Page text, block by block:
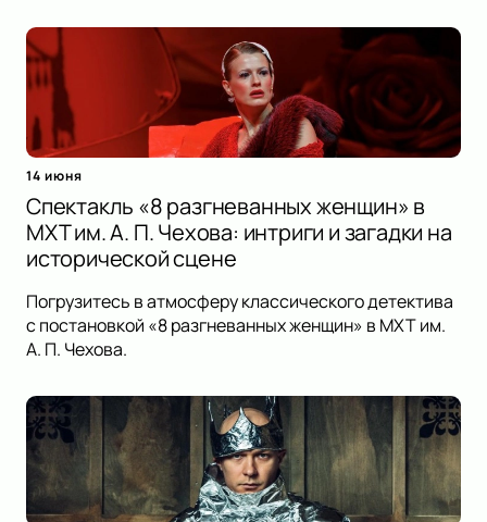
14 июня
Спектакль «8 разгневанных женщин» в
МХТ им. А. П. Чехова: интриги и загадки на
исторической сцене
Погрузитесь в атмосферу классического детектива
с постановкой «8 разгневанных женщин» в МХТ им.
А. П. Чехова.